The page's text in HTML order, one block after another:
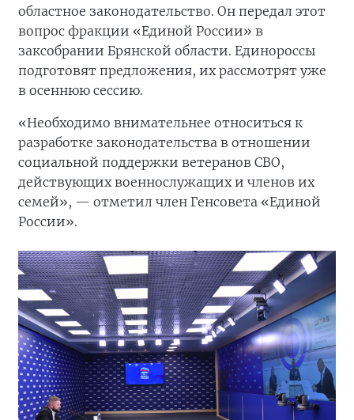
областное законодательство. Он передал этот
вопрос фракции «Единой России» в
заксобрании Брянской области. Единороссы
подготовят предложения, их рассмотрят уже
в осеннюю сессию.
«Необходимо внимательнее относиться к
разработке законодательства в отношении
социальной поддержки ветеранов СВО,
действующих военнослужащих и членов их
семей», — отметил член Генсовета «Единой
России».